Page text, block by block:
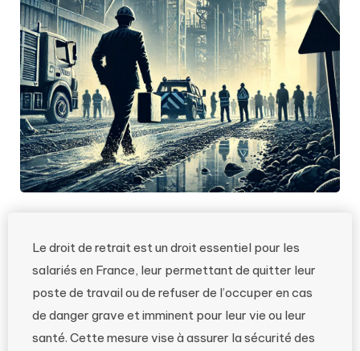
Le droit de retrait est un droit essentiel pour les
salariés en France, leur permettant de quitter leur
poste de travail ou de refuser de l’occuper en cas
de danger grave et imminent pour leur vie ou leur
santé. Cette mesure vise à assurer la sécurité des